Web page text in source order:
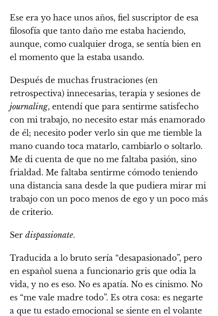
Ese era yo hace unos años, fiel suscriptor de esa
filosofía que tanto daño me estaba haciendo,
aunque, como cualquier droga, se sentía bien en
el momento que la estaba usando.
Después de muchas frustraciones (en
retrospectiva) innecesarias, terapia y sesiones de
journaling, entendí que para sentirme satisfecho
con mi trabajo, no necesito estar más enamorado
de él; necesito poder verlo sin que me tiemble la
mano cuando toca matarlo, cambiarlo o soltarlo.
Me di cuenta de que no me faltaba pasión, sino
frialdad. Me faltaba sentirme cómodo teniendo
una distancia sana desde la que pudiera mirar mi
trabajo con un poco menos de ego y un poco más
de criterio.
Ser dispassionate.
Traducida a lo bruto sería “desapasionado”, pero
en español suena a funcionario gris que odia la
vida, y no es eso. No es apatía. No es cinismo. No
es “me vale madre todo”. Es otra cosa: es negarte
a que tu estado emocional se siente en el volante